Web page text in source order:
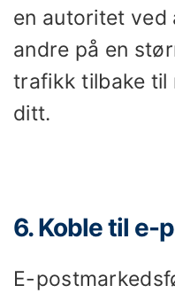
en autoritet
andre på en
trafikk tilbake til
ditt.
6. Koble til e-
E-